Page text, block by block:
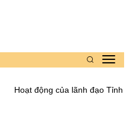
Hoạt động của lãnh đạo Tỉnh